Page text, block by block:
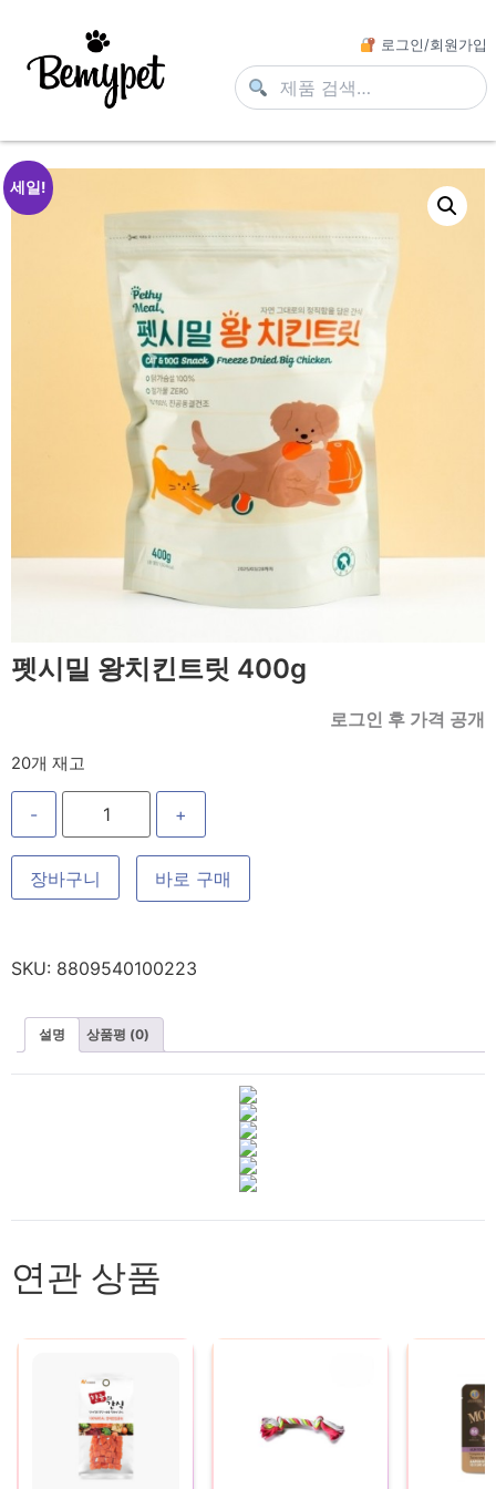
로그인/회원가입
세일!
펫시밀 왕치킨트릿 400g
로그인 후 가격 공개
20개 재고
- +
장바구니 바로 구매
SKU: 8809540100223
설명 상품평 (0)
연관 상품